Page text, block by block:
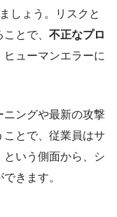
しょう。リスクと
とで、 不正なプロ
ヒューマンエラーに
ニングや最新の攻撃
とで、従業員はサ
いう側面から、シ
きます。